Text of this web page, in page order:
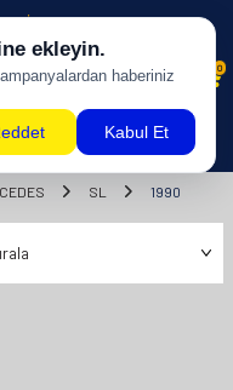
BİZDEN !
0
SL 1990